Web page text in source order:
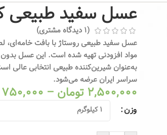
عسل سفید طبیعی
(
1 دیدگاه مشتری)
عسل سفید طبیعی روستاژ با بافت خامه‌ای،
مواد افزودنی تهیه شده است. این عسل
به‌عنوان شیرین‌کننده طبیعی انتخابی عالی
سراسر ایران عرضه می‌شود.
2,500,000 تومان –
750,000
وزن